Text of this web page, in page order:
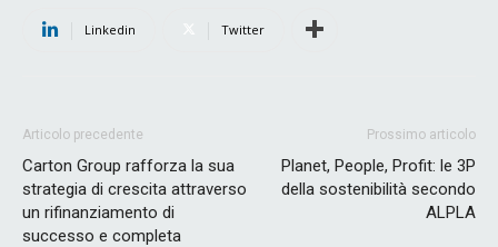
Linkedin Twitter
Articolo precedente
Carton Group rafforza la sua
strategia di crescita attraverso
un rifinanziamento di
successo e completa
Prossimo articolo
Planet, People, Profit: le 3P
della sostenibilità secondo
ALPLA